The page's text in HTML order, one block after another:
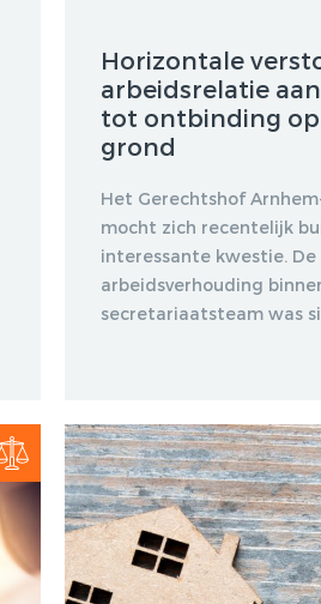
Horizontale
arbeidsrelatie
tot ontbinding op
grond
Het Gerechtshof
mocht zich recentelijk
interessante kwestie. De
arbeidsverhouding
secretariaatsteam was